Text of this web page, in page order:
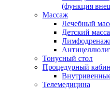
(функция
Массаж
Лечебный
Детский
Тонусный стол
Процедурный
Телемедицина